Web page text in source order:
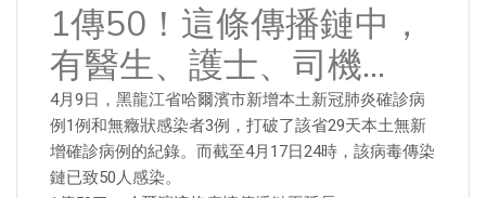
1傳50！這條傳播鏈中，
有醫生、護士、司機…
4月9日，黑龍江省哈爾濱市新增本土新冠肺炎確診病
例1例和無癥狀感染者3例，打破了該省29天本土無新
增確診病例的紀錄。而截至4月17日24時，該病毒傳染
鏈已致50人感染。